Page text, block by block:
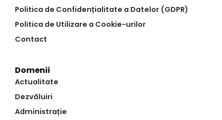
Politica de Confidențialitate a Datelor (GDPR)
Politica de Utilizare a Cookie-urilor
Contact
Domenii
Actualitate
Dezvăluiri
Administrație